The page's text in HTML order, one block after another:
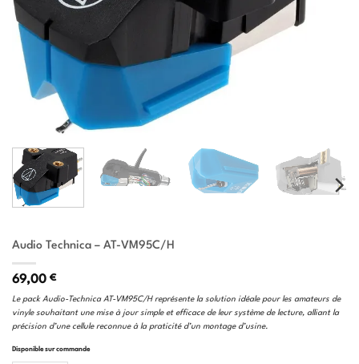
Audio Technica – AT-VM95C/H
69,00 €
Le pack Audio-Technica AT-VM95C/H représente la solution idéale pour les amateurs de
vinyle souhaitant une mise à jour simple et efficace de leur système de lecture, alliant la
précision d’une cellule reconnue à la praticité d’un montage d’usine.
Disponible sur commande